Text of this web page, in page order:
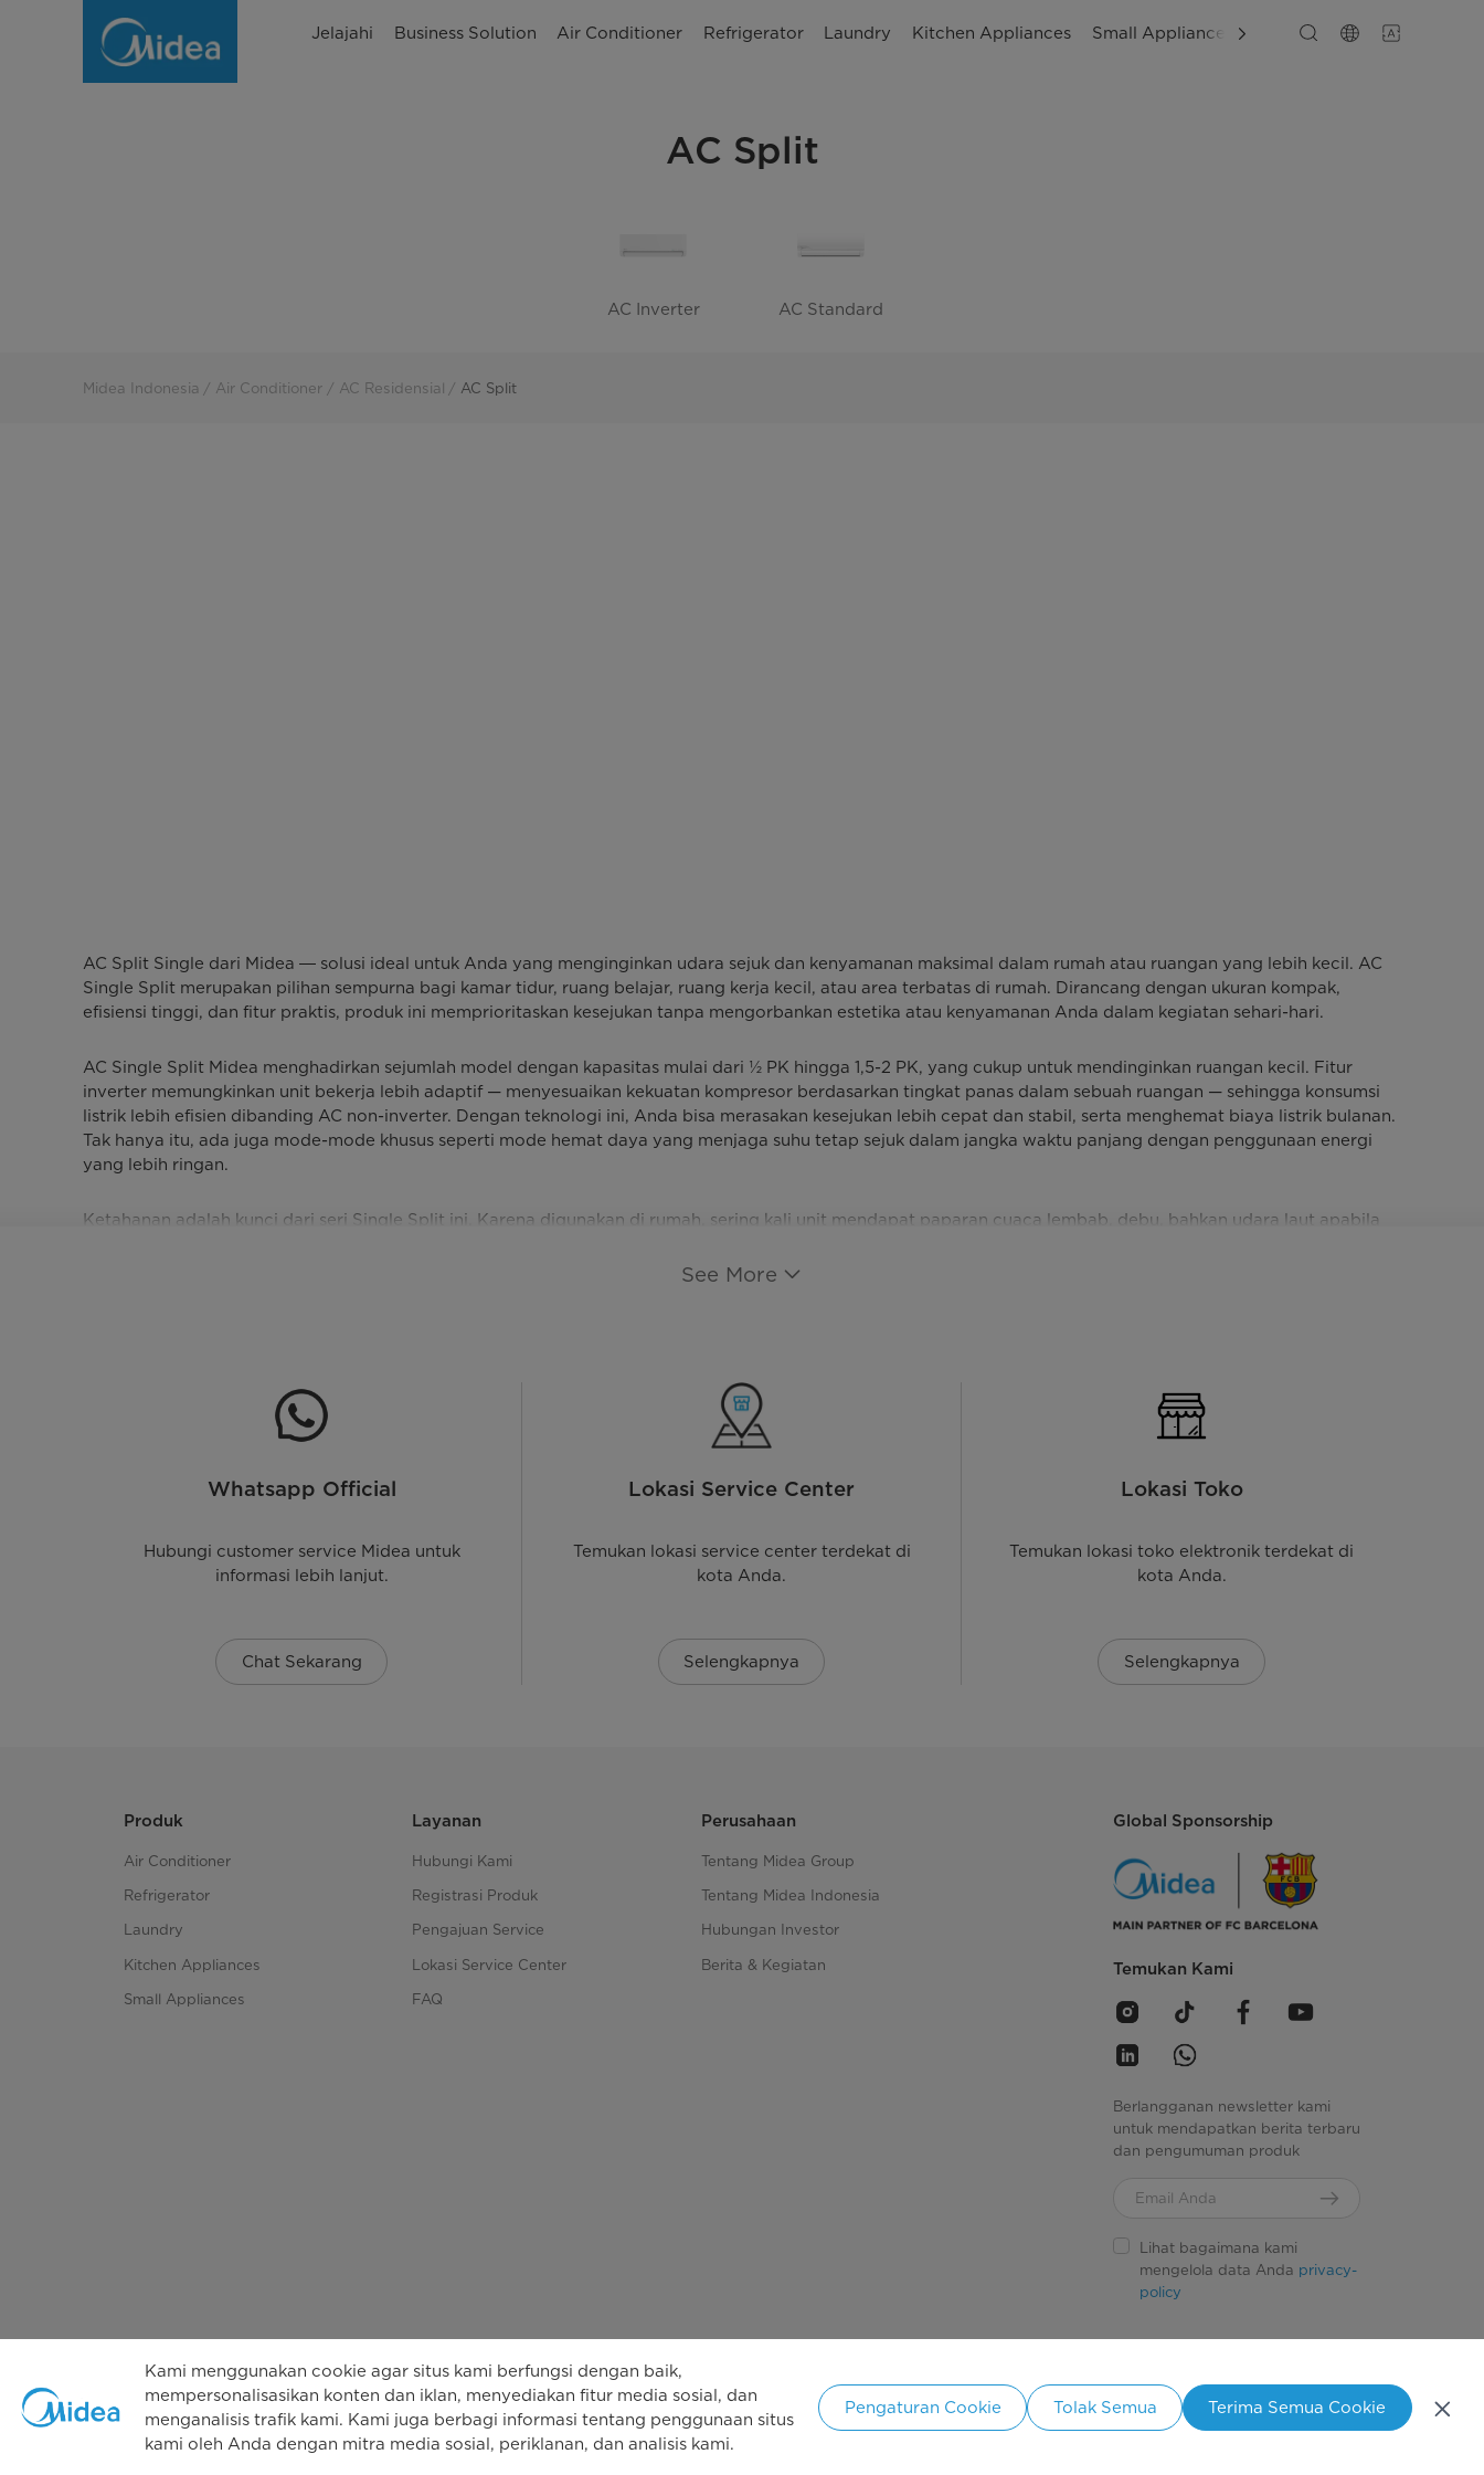
Jelajahi Business Solution Air Conditioner Refrigerator Laundry Kitchen Appliances Small Appliances Layanan
AC Split
AC Inverter AC Standard
Midea Indonesia Air Conditioner AC Residensial AC Split
AC Split Single dari Midea ― solusi ideal untuk Anda yang menginginkan udara sejuk dan kenyamanan maksimal dalam rumah atau ruangan yang lebih kecil. AC
Single Split merupakan pilihan sempurna bagi kamar tidur, ruang belajar, ruang kerja kecil, atau area terbatas di rumah. Dirancang dengan ukuran kompak,
efisiensi tinggi, dan fitur praktis, produk ini memprioritaskan kesejukan tanpa mengorbankan estetika atau kenyamanan Anda dalam kegiatan sehari-hari.
AC Single Split Midea menghadirkan sejumlah model dengan kapasitas mulai dari ½ PK hingga 1,5-2 PK, yang cukup untuk mendinginkan ruangan kecil. Fitur
inverter memungkinkan unit bekerja lebih adaptif — menyesuaikan kekuatan kompresor berdasarkan tingkat panas dalam sebuah ruangan — sehingga konsumsi
listrik lebih efisien dibanding AC non-inverter. Dengan teknologi ini, Anda bisa merasakan kesejukan lebih cepat dan stabil, serta menghemat biaya listrik bulanan.
Tak hanya itu, ada juga mode-mode khusus seperti mode hemat daya yang menjaga suhu tetap sejuk dalam jangka waktu panjang dengan penggunaan energi
yang lebih ringan.
Ketahanan adalah kunci dari seri Single Split ini. Karena digunakan di rumah, sering kali unit mendapat paparan cuaca lembab, debu, bahkan udara laut apabila
HyperGrapfins) agar bagian luar tetap awet dan performanya tidak cepat menurun. Unit indoor dirancang dengan desain yang tidak mencolok, menyatu dengan
sirkuit umumnya termasuk dalam spesifikasi agar Anda tidak perlu khawatir risiko kerusakan saat kondisi listrik tidak stabil. Lebih jauh, dukungan after salesnya
juga menarik: garansi kompresor hingga 10 tahun membuat investasi Anda terasa lebih aman dan bernilai jangka panjang.
Singkatnya, AC Single Split dari Midea adalah pilihan ideal jika Anda mencari solusi pendingin udara yang:
Tahan lama dan sesuai kondisi lingkungan tropis;
Mudah dalam penggunaan dan perawatan;
See More
Whatsapp Official
Hubungi customer service Midea untuk
informasi lebih lanjut.
Chat Sekarang
Lokasi Service Center
Temukan lokasi service center terdekat di
kota Anda.
Selengkapnya
Lokasi Toko
Temukan lokasi toko elektronik terdekat di
kota Anda.
Selengkapnya
Produk
Air Conditioner
Refrigerator
Laundry
Kitchen Appliances
Small Appliances
Layanan
Hubungi Kami
Registrasi Produk
Pengajuan Service
Lokasi Service Center
FAQ
Perusahaan
Tentang Midea Group
Tentang Midea Indonesia
Hubungan Investor
Berita & Kegiatan
Global Sponsorship
Temukan Kami
Berlangganan newsletter kami
untuk mendapatkan berita terbaru
dan pengumuman produk
Lihat bagaimana kami
mengelola data Anda privacy-
policy
Hak cipta 2026 Copyright Midea. Kebijakan dilindungi oleh Undang-undang.
Kebijakan Pribadi
Syarat Penggunaan
Kami menggunakan cookie agar situs kami berfungsi dengan baik,
mempersonalisasikan konten dan iklan, menyediakan fitur media sosial, dan
menganalisis trafik kami. Kami juga berbagi informasi tentang penggunaan situs
kami oleh Anda dengan mitra media sosial, periklanan, dan analisis kami.
Pengaturan Cookie Tolak Semua Terima Semua Cookie